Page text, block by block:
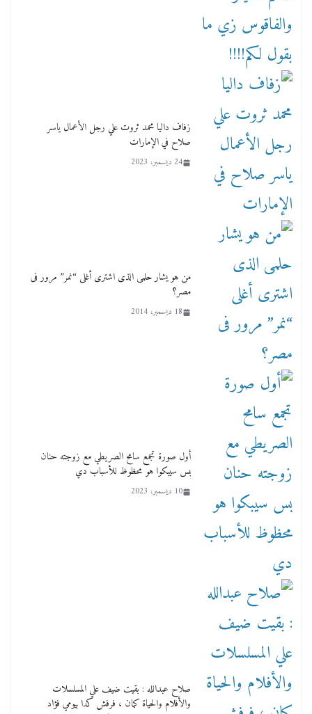
زفاف داليا محمد ثروت علي رجل الأعمال ياسر
صلاح في الإمارات
24 ديسمبر، 2023
من هو يشار حلمى الذى اشترى أغلى “نمر” مرور فى
مصر؟
18 ديسمبر، 2014
أول صورة تجمع سامح الصريطي مع زوجته حنان
بس سيبكوا هو محظوظ للأسباب دي
10 ديسمبر، 2023
صلاح عبدالله : بقيت ضيف علي المسلسلات
والأفلام والحياة كمان ، فرفش كدا بيومي فؤاد